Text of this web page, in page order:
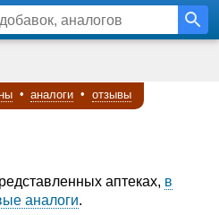
• аналоги • отзывы
аптеках, в
аналоги.